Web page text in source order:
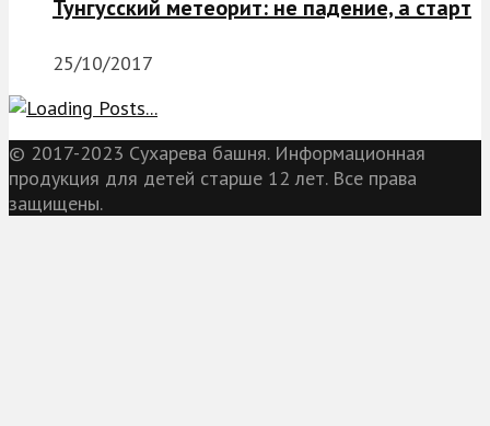
Тунгусский метеорит: не падение, а старт
25/10/2017
© 2017-2023 Сухарева башня. Информационная
продукция для детей старше 12 лет. Все права
защищены.